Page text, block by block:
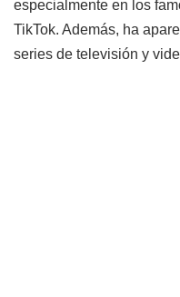
especialmente en los
TikTok. Además, ha
series de televisión y